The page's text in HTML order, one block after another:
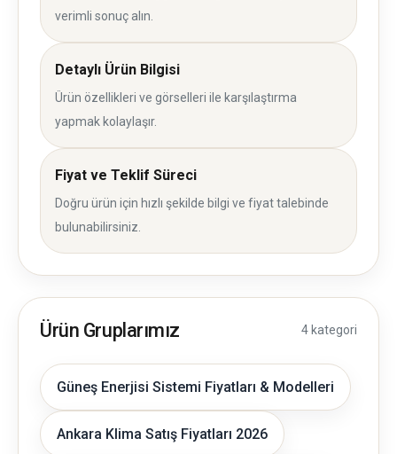
verimli sonuç alın.
Detaylı Ürün Bilgisi
Ürün özellikleri ve görselleri ile karşılaştırma
yapmak kolaylaşır.
Fiyat ve Teklif Süreci
Doğru ürün için hızlı şekilde bilgi ve fiyat talebinde
bulunabilirsiniz.
Ürün Gruplarımız 4 kategori
Güneş Enerjisi Sistemi Fiyatları & Modelleri
Ankara Klima Satış Fiyatları 2026